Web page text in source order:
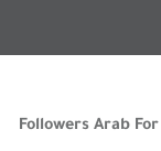
Followers Arab